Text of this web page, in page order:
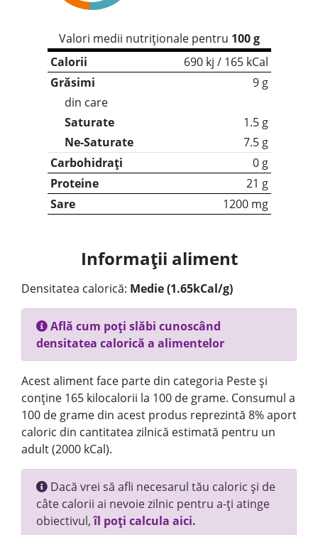
Valori medii nutriționale pentru 100 g
Calorii
690 kj / 165 kCal
Grăsimi
9 g
din care
Saturate
1.5 g
Ne-Saturate
7.5 g
Carbohidrați
0 g
Proteine
21 g
Sare
1200 mg
Informații aliment
Densitatea calorică: Medie (1.65kCal/g)
Află cum poți slăbi cunoscând
densitatea calorică a alimentelor
Acest aliment face parte din categoria Peste și
conține 165 kilocalorii la 100 de grame. Consumul a
100 de grame din acest produs reprezintă 8% aport
caloric din cantitatea zilnică estimată pentru un
adult (2000 kCal).
Dacă vrei să afli necesarul tău caloric și de
câte calorii ai nevoie zilnic pentru a-ți atinge
obiectivul,îl poți calcula aici.